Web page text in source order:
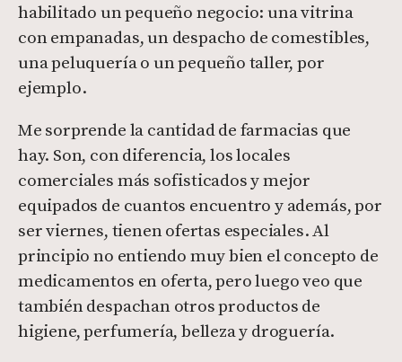
habilitado un pequeño negocio: una vitrina
con empanadas, un despacho de comestibles,
una peluquería o un pequeño taller, por
ejemplo.
Me sorprende la cantidad de farmacias que
hay. Son, con diferencia, los locales
comerciales más sofisticados y mejor
equipados de cuantos encuentro y además, por
ser viernes, tienen ofertas especiales. Al
principio no entiendo muy bien el concepto de
medicamentos en oferta, pero luego veo que
también despachan otros productos de
higiene, perfumería, belleza y droguería.